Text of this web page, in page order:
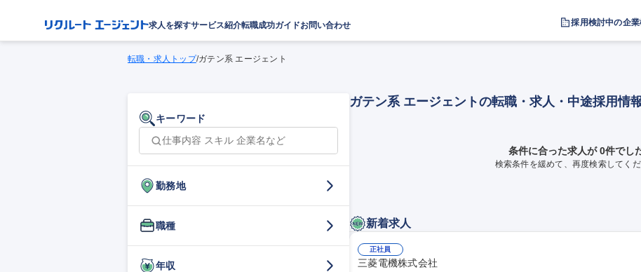
求人を探すサービス紹介転職成功ガイドお問い合わせ 採用検討中の企業
転職・求人トップ/ガテン系 エージェント
キーワード
勤務地
職種
年収
ガテン系 エージェントの転職・求人・中途採用情
条件に合った求人が 0件でし
検索条件を緩めて、再度検索してく
新着求人
正社員
三菱電機株式会社